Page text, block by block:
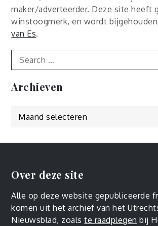
maker/adverteerder. Deze site heeft
winstoogmerk, en wordt
van Es.
Search
for:
Archieven
Over deze site
Alle op deze website gepubliceerde
komen uit het archief van het
Nieuwsblad, zoalste raadplegen bij